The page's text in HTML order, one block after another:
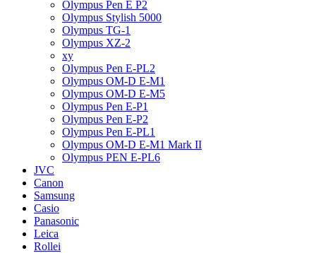
Olympus Pen E P2
Olympus Stylish 5000
Olympus TG-1
Olympus XZ-2
xy
Olympus Pen E-PL2
Olympus OM-D E-M1
Olympus OM-D E-M5
Olympus Pen E-P1
Olympus Pen E-P2
Olympus Pen E-PL1
Olympus OM-D E-M1 Mark II
Olympus PEN E-PL6
JVC
Canon
Samsung
Casio
Panasonic
Leica
Rollei